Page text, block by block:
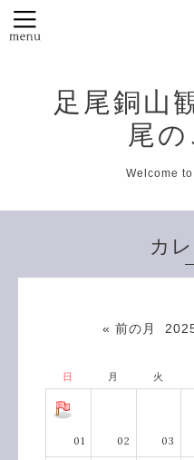
足尾銅山
尾
Welcome
カ
« 前の月
日 月 火
01 02 03